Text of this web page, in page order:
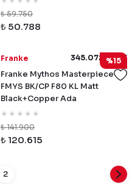
₺ 59.750
₺ 50.788
%15
Franke 345.0726.997
Franke Mythos Masterpiece
FMYS BK/CP F80 KL Matt
Black+Copper Ada
Davlumbaz
₺ 141.900
₺ 120.615
2